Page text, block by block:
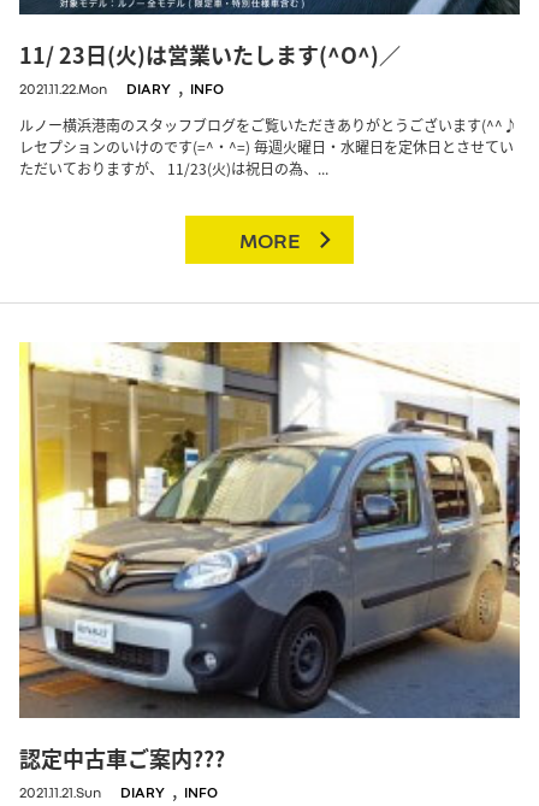
11/ 23日(火)は営業いたします(^O^)／
2021.11.22.Mon DIARY , INFO
ルノー横浜港南のスタッフブログをご覧いただきありがとうございます(^^♪
レセプションのいけのです(=^・^=) 毎週火曜日・水曜日を定休日とさせてい
ただいておりますが、 11/23(火)は祝日の為、...
MORE
認定中古車ご案内???
2021.11.21.Sun DIARY , INFO